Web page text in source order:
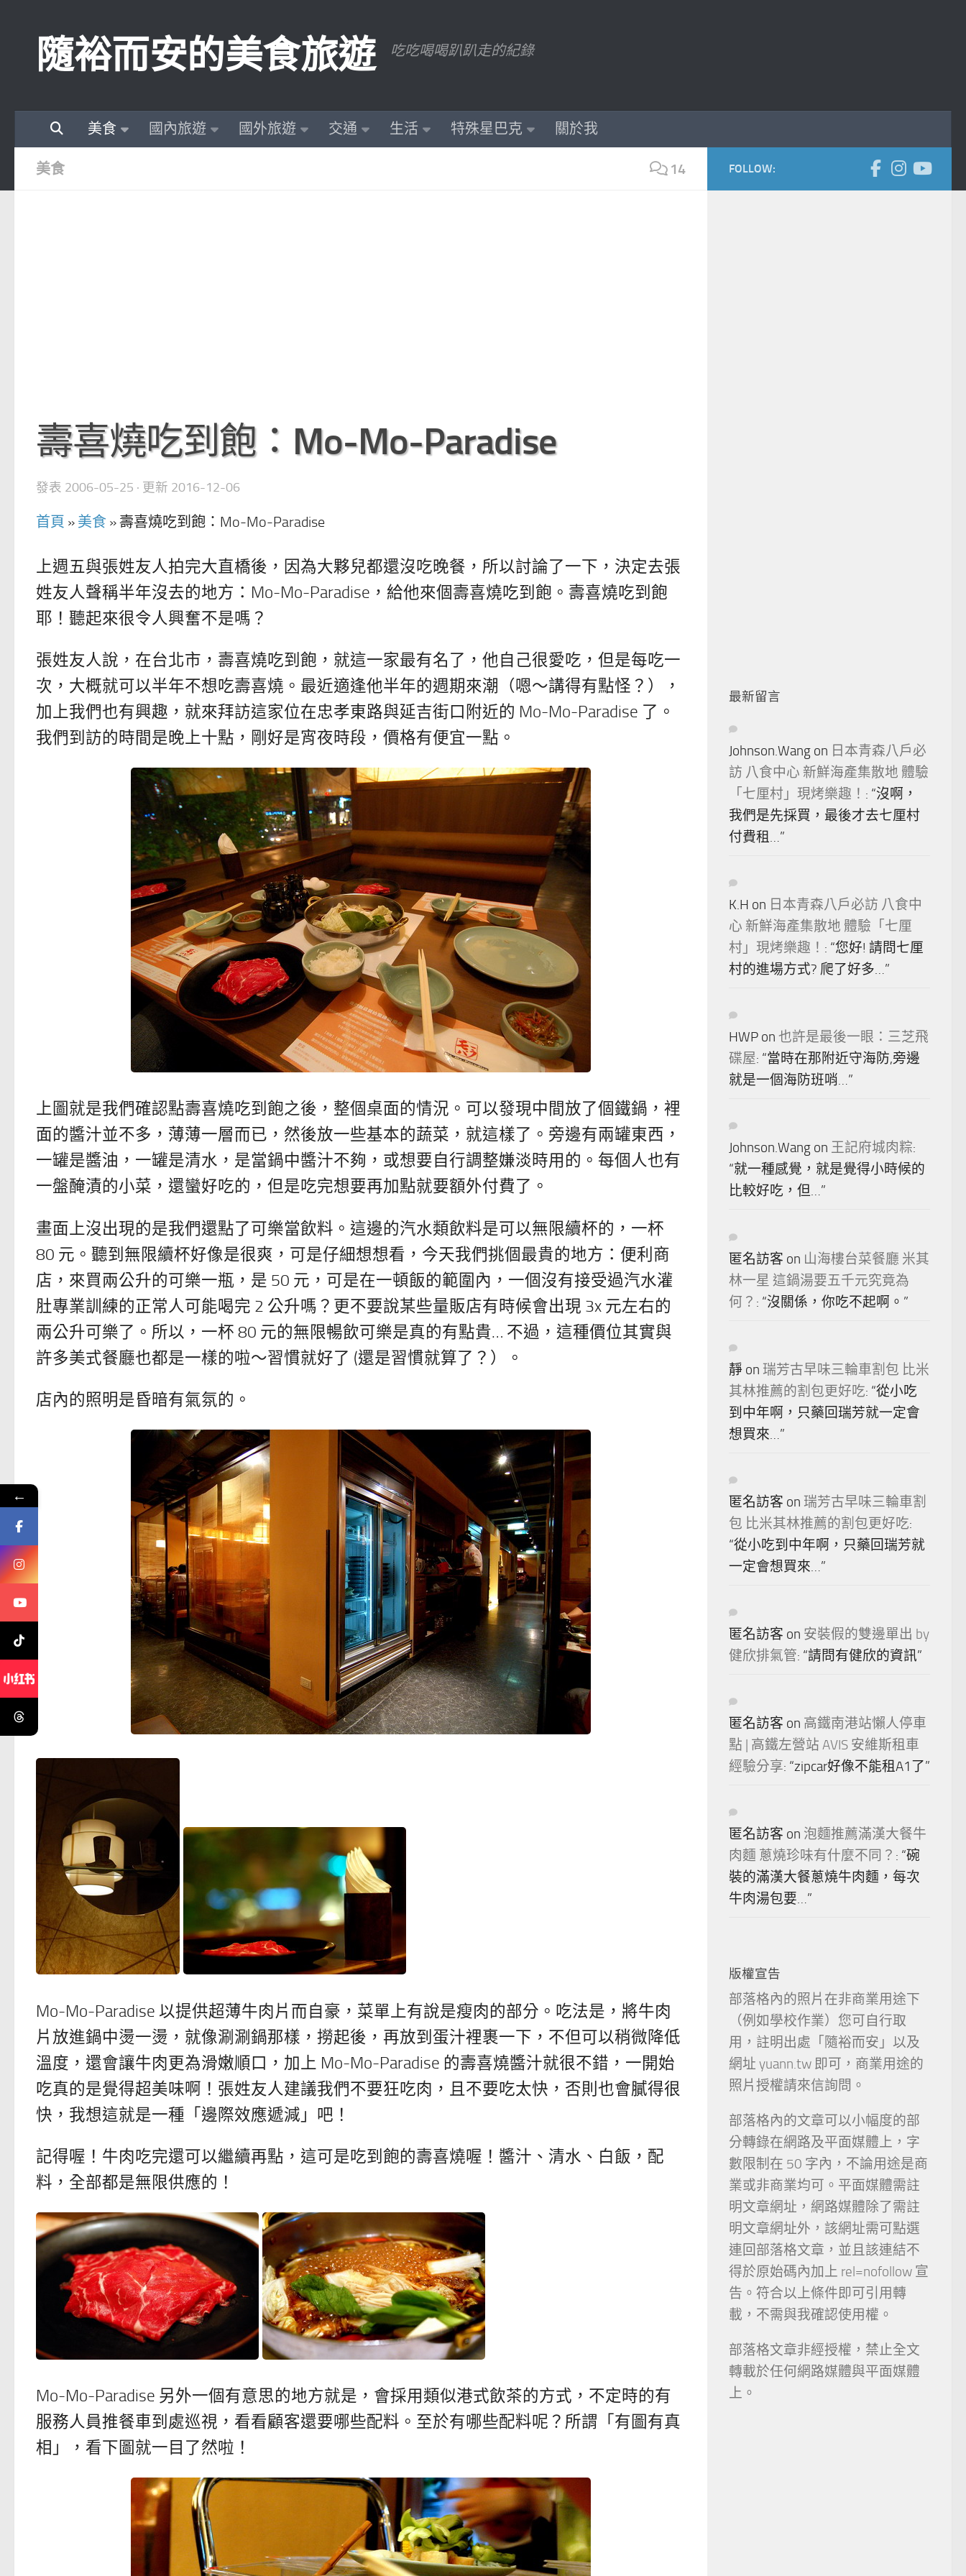
隨裕而安的美食旅遊 吃吃喝喝趴趴走的紀錄
美食 國內旅遊 國外旅遊 交通 生活 特殊星巴克 關於我
美食 14
壽喜燒吃到飽：Mo-Mo-Paradise
發表 2006-05-25 · 更新 2016-12-06
首頁 » 美食 »壽喜燒吃到飽：Mo-Mo-Paradise
上週五與張姓友人拍完大直橋後，因為大夥兒都還沒吃晚餐，所以討論了一下，決定去張
姓友人聲稱半年沒去的地方：Mo-Mo-Paradise，給他來個壽喜燒吃到飽。壽喜燒吃到飽
耶！聽起來很令人興奮不是嗎？
張姓友人說，在台北市，壽喜燒吃到飽，就這一家最有名了，他自己很愛吃，但是每吃一
次，大概就可以半年不想吃壽喜燒。最近適逢他半年的週期來潮（嗯～講得有點怪？），
加上我們也有興趣，就來拜訪這家位在忠孝東路與延吉街口附近的 Mo-Mo-Paradise 了。
我們到訪的時間是晚上十點，剛好是宵夜時段，價格有便宜一點。
上圖就是我們確認點壽喜燒吃到飽之後，整個桌面的情況。可以發現中間放了個鐵鍋，裡
面的醬汁並不多，薄薄一層而已，然後放一些基本的蔬菜，就這樣了。旁邊有兩罐東西，
一罐是醬油，一罐是清水，是當鍋中醬汁不夠，或想要自行調整嫌淡時用的。每個人也有
一盤醃漬的小菜，還蠻好吃的，但是吃完想要再加點就要額外付費了。
畫面上沒出現的是我們還點了可樂當飲料。這邊的汽水類飲料是可以無限續杯的，一杯
80 元。聽到無限續杯好像是很爽，可是仔細想想看，今天我們挑個最貴的地方：便利商
店，來買兩公升的可樂一瓶，是 50 元，可是在一頓飯的範圍內，一個沒有接受過汽水灌
肚專業訓練的正常人可能喝完 2 公升嗎？更不要說某些量販店有時候會出現 3x 元左右的
兩公升可樂了。所以，一杯 80 元的無限暢飲可樂是真的有點貴… 不過，這種價位其實與
許多美式餐廳也都是一樣的啦～習慣就好了 (還是習慣就算了？）。
店內的照明是昏暗有氣氛的。
Mo-Mo-Paradise 以提供超薄牛肉片而自豪，菜單上有說是瘦肉的部分。吃法是，將牛肉
片放進鍋中燙一燙，就像涮涮鍋那樣，撈起後，再放到蛋汁裡裹一下，不但可以稍微降低
溫度，還會讓牛肉更為滑嫩順口，加上 Mo-Mo-Paradise 的壽喜燒醬汁就很不錯，一開始
吃真的是覺得超美味啊！張姓友人建議我們不要狂吃肉，且不要吃太快，否則也會膩得很
快，我想這就是一種「邊際效應遞減」吧！
記得喔！牛肉吃完還可以繼續再點，這可是吃到飽的壽喜燒喔！醬汁、清水、白飯，配
料，全部都是無限供應的！
Mo-Mo-Paradise 另外一個有意思的地方就是，會採用類似港式飲茶的方式，不定時的有
服務人員推餐車到處巡視，看看顧客還要哪些配料。至於有哪些配料呢？所謂「有圖有真
相」，看下圖就一目了然啦！
FOLLOW:
最新留言
Johnson.Wang on 日本青森八戶必
訪 八食中心 新鮮海產集散地 體驗
「七厘村」現烤樂趣！ : “沒啊，
我們是先採買，最後才去七厘村
付費租…”
K.H on 日本青森八戶必訪 八食中
心 新鮮海產集散地 體驗「七厘
村」現烤樂趣！ : “您好! 請問七厘
村的進場方式? 爬了好多…”
HWP on 也許是最後一眼：三芝飛
碟屋: “當時在那附近守海防,旁邊
就是一個海防班哨…”
Johnson.Wang on 王記府城肉粽:
“就一種感覺，就是覺得小時候的
比較好吃，但…”
匿名訪客 on 山海樓台菜餐廳 米其
林一星 這鍋湯要五千元究竟為
何？ : “沒關係，你吃不起啊。 ”
靜 on 瑞芳古早味三輪車割包 比米
其林推薦的割包更好吃: “從小吃
到中年啊，只藥回瑞芳就一定會
想買來…”
匿名訪客 on 瑞芳古早味三輪車割
包 比米其林推薦的割包更好吃:
“從小吃到中年啊，只藥回瑞芳就
一定會想買來…”
匿名訪客 on 安裝假的雙邊單出 by
健欣排氣管: “請問有健欣的資訊”
匿名訪客 on 高鐵南港站懶人停車
點 | 高鐵左營站 AVIS 安維斯租車
經驗分享: “zipcar好像不能租A1了”
匿名訪客 on 泡麵推薦滿漢大餐牛
肉麵 蔥燒珍味有什麼不同？ : “碗
裝的滿漢大餐蔥燒牛肉麵，每次
牛肉湯包要…”
版權宣告
部落格內的照片在非商業用途下
（例如學校作業）您可自行取
用，註明出處「隨裕而安」以及
網址 yuann.tw 即可，商業用途的
照片授權請來信詢問。
部落格內的文章可以小幅度的部
分轉錄在網路及平面媒體上，字
數限制在 50 字內，不論用途是商
業或非商業均可。平面媒體需註
明文章網址，網路媒體除了需註
明文章網址外，該網址需可點選
連回部落格文章，並且該連結不
得於原始碼內加上 rel=nofollow 宣
告。符合以上條件即可引用轉
載，不需與我確認使用權。
部落格文章非經授權，禁止全文
轉載於任何網路媒體與平面媒體
上。
←